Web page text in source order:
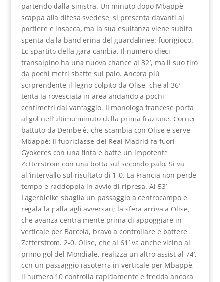
partendo dalla sinistra. Un minuto dopo Mbappè
scappa alla difesa svedese, si presenta davanti al
portiere e insacca, ma la sua esultanza viene subito
spenta dalla bandierina del guardalinee: fuorigioco.
Lo spartito della gara cambia. Il numero dieci
transalpino ha una nuova chance al 32′, ma il suo tiro
da pochi metri sbatte sul palo. Ancora più
sorprendente il legno colpito da Olise, che al 36′
tenta la rovesciata in area andando a pochi
centimetri dal vantaggio. Il monologo francese porta
al gol nell’ultimo minuto della prima frazione. Corner
battuto da Dembelè, che scambia con Olise e serve
Mbappè; il fuoriclasse del Real Madrid fa fuori
Gyokeres con una finta e batte un impotente
Zetterstrom con una botta sul secondo palo. Si va
all’intervallo sul risultato di 1-0. La Francia non perde
tempo e raddoppia in avvio di ripresa. Al 53′
Lagerbielke sbaglia un passaggio a centrocampo e
regala la palla agli avversari; la sfera arriva a Olise,
che avanza centralmente prima di appoggiare in
verticale per Barcola, bravo a controllare e battere
Zetterstrom. 2-0. Olise, che al 61′ va anche vicino al
primo gol del Mondiale, realizza un altro assist al 74′,
con un passaggio rasoterra in verticale per Mbappè;
il numero 10 controlla rapidamente e fredda ancora